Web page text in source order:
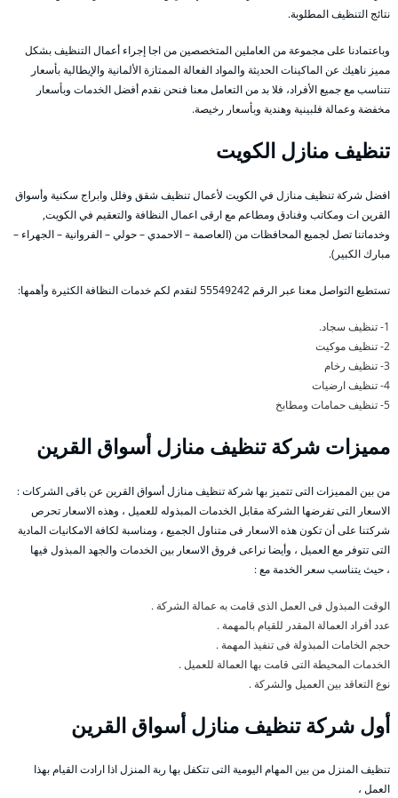
نتائج التنظيف المطلوبة.
وباعتمادنا على مجموعة من العاملين المتخصصين من اجا إجراء أعمال التنظيف بشكل
مميز ناهيك عن الماكينات الحديثة والمواد الفعالة الممتازة الألمانية والإيطالية بأسعار
تتناسب مع جميع الأفراد، فلا بد من التعامل معنا فنحن نقدم أفضل الخدمات وبأسعار
مخفضة وعمالة فلبينية وهندية وبأسعار رخيصة.
تنظيف منازل الكويت
افضل شركة تنظيف منازل في الكويت لأعمال تنظيف شقق وفلل وابراج سكنية وأسواق
القرين ات ومكاتب وفنادق ومطاعم مع ارقى اعمال النظافة والتعقيم في الكويت,
وخدماتنا تصل لجميع المحافظات من (العاصمة – الاحمدي – حولي – الفروانية – الجهراء –
مبارك الكبير).
تستطيع التواصل معنا عبر الرقم 55549242 لنقدم لكم خدمات النظافة الكثيرة وأهمها:
1- تنظيف سجاد.
2- تنظيف موكيت
3- تنظيف رخام
4- تنظيف ارضيات
5- تنظيف حمامات ومطابخ
مميزات شركة تنظيف منازل أسواق القرين
من بين المميزات التى تتميز بها شركة تنظيف منازل أسواق القرين عن باقى الشركات :
الاسعار التى تفرضها الشركة مقابل الخدمات المبذوله للعميل ، وهذه الاسعار تحرص
شركتنا على أن تكون هذه الاسعار فى متناول الجميع ، ومناسبة لكافة الامكانيات المادية
التى تتوفر مع العميل ، وأيضا نراعى فروق الاسعار بين الخدمات والجهد المبذول فيها
، حيث يتناسب سعر الخدمة مع :
الوقت المبذول فى العمل الذى قامت به عمالة الشركة .
عدد أفراد العمالة المقدر للقيام بالمهمة .
حجم الخامات المبذولة فى تنفيذ المهمة .
الخدمات المحيطة التى قامت بها العمالة للعميل .
نوع التعاقد بين العميل والشركة .
أول شركة تنظيف منازل أسواق القرين
تنظيف المنزل من بين المهام اليومية التى تتكفل بها ربة المنزل اذا ارادت القيام بهذا
العمل ،